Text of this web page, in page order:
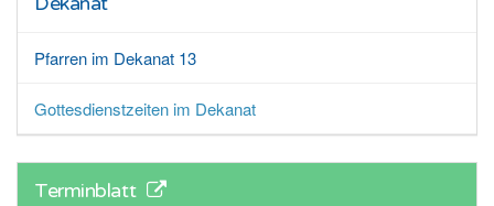
Pfarren im Dekanat 13
Gottesdienstzeiten im Dekanat
Terminblatt